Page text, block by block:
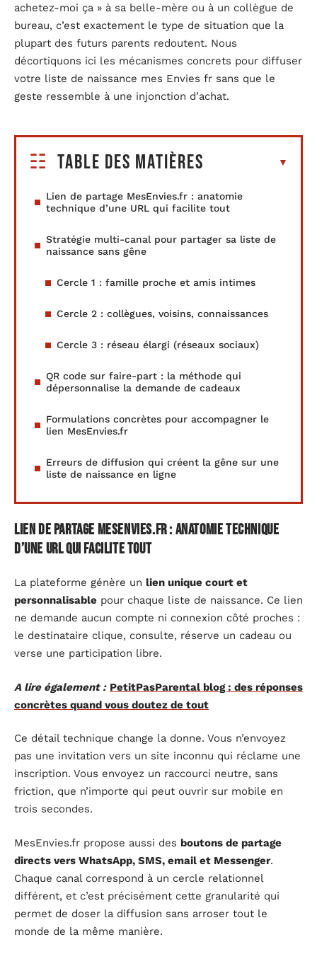
achetez-moi ça » à sa belle-mère ou à un collègue de
bureau, c’est exactement le type de situation que la
plupart des futurs parents redoutent. Nous
décortiquons ici les mécanismes concrets pour diffuser
votre liste de naissance mes Envies fr sans que le
geste ressemble à une injonction d’achat.
Table des matières
Lien de partage MesEnvies.fr : anatomie
technique d’une URL qui facilite tout
Stratégie multi-canal pour partager sa liste de
naissance sans gêne
Cercle 1 : famille proche et amis intimes
Cercle 2 : collègues, voisins, connaissances
Cercle 3 : réseau élargi (réseaux sociaux)
QR code sur faire-part : la méthode qui
dépersonnalise la demande de cadeaux
Formulations concrètes pour accompagner le
lien MesEnvies.fr
Erreurs de diffusion qui créent la gêne sur une
liste de naissance en ligne
Lien de partage MesEnvies.fr : anatomie technique
d’une URL qui facilite tout
La plateforme génère un lien unique court et
personnalisable pour chaque liste de naissance. Ce lien
ne demande aucun compte ni connexion côté proches :
le destinataire clique, consulte, réserve un cadeau ou
verse une participation libre.
A lire également : PetitPasParental blog : des réponses
concrètes quand vous doutez de tout
Ce détail technique change la donne. Vous n’envoyez
pas une invitation vers un site inconnu qui réclame une
inscription. Vous envoyez un raccourci neutre, sans
friction, que n’importe qui peut ouvrir sur mobile en
trois secondes.
MesEnvies.fr propose aussi des boutons de partage
directs vers WhatsApp, SMS, email et Messenger.
Chaque canal correspond à un cercle relationnel
différent, et c’est précisément cette granularité qui
permet de doser la diffusion sans arroser tout le
monde de la même manière.